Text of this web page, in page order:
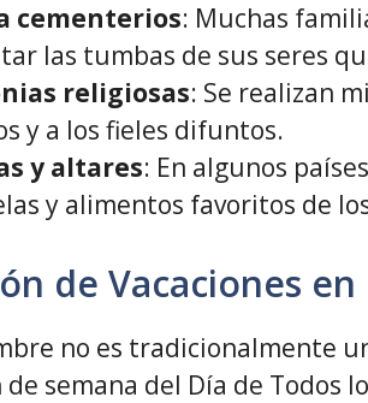
cementerios: Muchas
las tumbas de sus seres
religiosas: Se realizan
y a los fieles difuntos.
y altares: En algunos
y alimentos favoritos de
de Vacaciones
no es tradicionalmente
semana del Día de Todos